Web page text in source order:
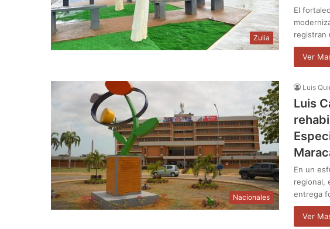
Zulia
El
registran
Ver
Nacionales
Luis
Luis
En un
regional,
entrega
Ver